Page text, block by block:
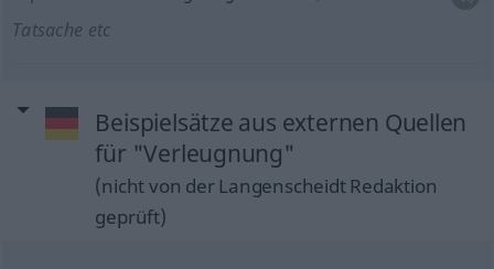
Tatsache etc
Beispielsätze aus externen Quellen
für "Verleugnung"
(nicht von der Langenscheidt Redaktion
geprüft)